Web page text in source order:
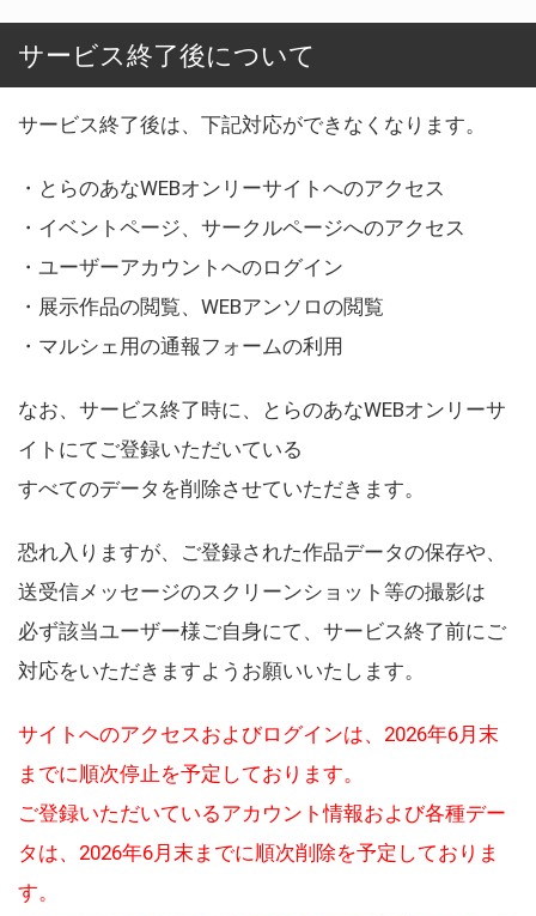
サービス終了後について
サービス終了後は、下記対応ができなくなります。
・とらのあなWEBオンリーサイトへのアクセス
・イベントページ、サークルページへのアクセス
・ユーザーアカウントへのログイン
・展示作品の閲覧、WEBアンソロの閲覧
・マルシェ用の通報フォームの利用
なお、サービス終了時に、とらのあなWEBオンリーサ
イトにてご登録いただいている
すべてのデータを削除させていただきます。
恐れ入りますが、ご登録された作品データの保存や、
送受信メッセージのスクリーンショット等の撮影は
必ず該当ユーザー様ご自身にて、サービス終了前にご
対応をいただきますようお願いいたします。
サイトへのアクセスおよびログインは、2026年6月末
までに順次停止を予定しております。
ご登録いただいているアカウント情報および各種デー
タは、2026年6月末までに順次削除を予定しておりま
す。